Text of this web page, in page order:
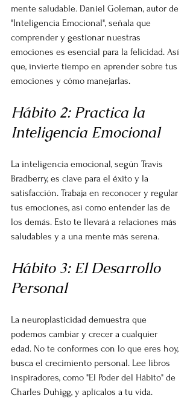
mente saludable. Daniel Goleman, autor de
"Inteligencia Emocional", señala que
comprender y gestionar nuestras
emociones es esencial para la felicidad. Así
que, invierte tiempo en aprender sobre tus
emociones y cómo manejarlas.
Hábito 2: Practica la
Inteligencia Emocional
La inteligencia emocional, según Travis
Bradberry, es clave para el éxito y la
satisfacción. Trabaja en reconocer y regular
tus emociones, así como entender las de
los demás. Esto te llevará a relaciones más
saludables y a una mente más serena.
Hábito 3: El Desarrollo
Personal
La neuroplasticidad demuestra que
podemos cambiar y crecer a cualquier
edad. No te conformes con lo que eres hoy,
busca el crecimiento personal. Lee libros
inspiradores, como "El Poder del Hábito" de
Charles Duhigg, y aplícalos a tu vida.